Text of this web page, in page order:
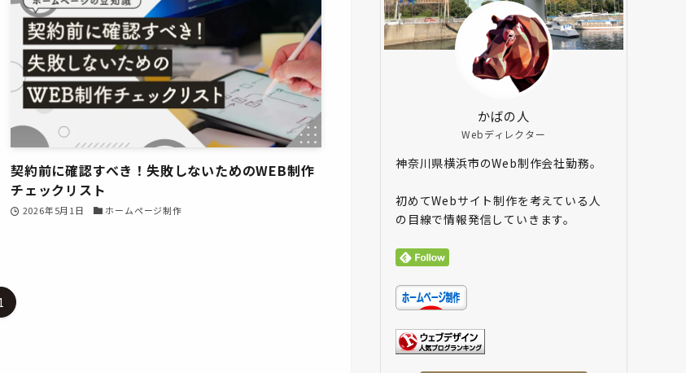
契約前に確認すべき！失敗しないためのWEB制作
チェックリスト
2026年5月1日 ホームページ制作
かばの人
Webディレクター
神奈川県横浜市のWeb制作会社勤務。
初めてWebサイト制作を考えている人
の目線で情報発信していきます。